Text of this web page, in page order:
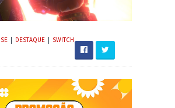
DESTAQUE SWITCH